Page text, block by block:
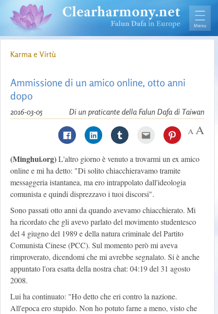
Karma e Virtù
Ammissione di un amico online, otto anni
dopo
Di un praticante della Falun Dafa di Taiwan
2016-03-05
(Minghui.org)L'altro giorno è venuto a trovarmi un ex amico
online e mi ha detto: "Di solito chiacchieravamo tramite
messaggeria istantanea, ma ero intrappolato dall'ideologia
comunista e quindi disprezzavo i tuoi discorsi".
Sono passati otto anni da quando avevamo chiacchierato. Mi
ha ricordato che gli avevo parlato del movimento studentesco
del 4 giugno del 1989 e della natura criminale del Partito
Comunista Cinese (PCC). Sul momento però mi aveva
rimproverato, dicendomi che mi avrebbe segnalato. Si è anche
appuntato l'ora esatta della nostra chat: 04:19 del 31 agosto
2008.
Lui ha continuato: "Ho detto che eri contro la nazione.
All'epoca ero stupido. Non ho potuto farne a meno, visto che